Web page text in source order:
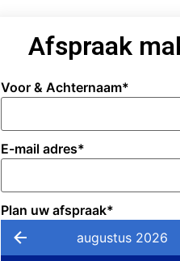
Afspraak
Voor & Achternaam*
E-mail adres*
Plan uw afspraak*
augustus 2026